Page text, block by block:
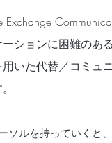
Exchange
ションに困難のあ
用いた代替／コミュ
ソルを持っていくと